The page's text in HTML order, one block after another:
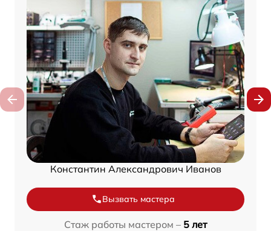
Константин Александрович Иванов
Вызвать мастера
Стаж работы мастером – 5 лет